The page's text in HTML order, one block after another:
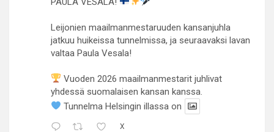
Leijonien maailmanmestaruuden kansanjuhla
jatkuu huikeissa tunnelmissa, ja seuraavaksi lavan
valtaa Paula Vesala!
Vuoden 2026 maailmanmestarit juhlivat
yhdessä suomalaisen kansan kanssa.
Tunnelma Helsingin illassa on
X